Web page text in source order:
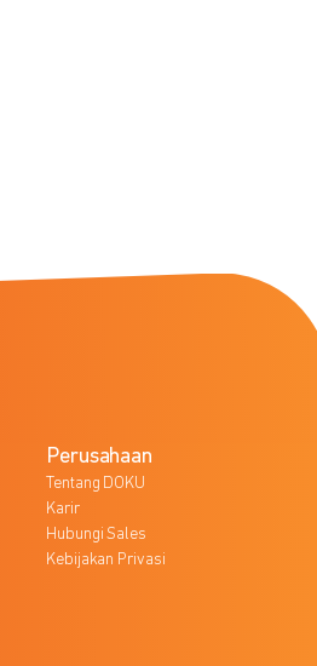
Perusahaan
Tentang DOKU
Karir
Hubungi Sales
Kebijakan Privasi